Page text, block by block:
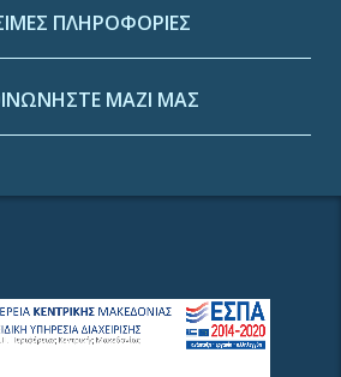
ΠΛΗΡΟΦΟΡΙΕΣ
ΜΑΖΙ ΜΑΣ